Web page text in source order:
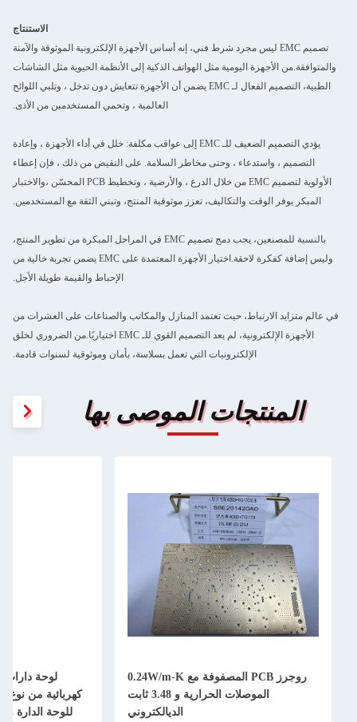
الاستنتاج
تصميم EMC ليس مجرد شرط فني، إنه أساس الأجهزة الإلكترونية الموثوقة والآمنة
والمتوافقة.من الأجهزة اليومية مثل الهواتف الذكية إلى الأنظمة الحيوية مثل الشاشات
الطبية، التصميم الفعال لـ EMC يضمن أن الأجهزة تتعايش دون تدخل ، وتلبي اللوائح
العالمية ، وتحمي المستخدمين من الأذى.
يؤدي التصميم الضعيف للـ EMC إلى عواقب مكلفة: خلل في أداء الأجهزة ، وإعادة
التصميم ، واستدعاء ، وحتى مخاطر السلامة. على النقيض من ذلك ، فإن إعطاء
الأولوية لتصميم EMC من خلال الدرع ، والأرضية ، وتخطيط PCB المحسّن ،والاختبار
المبكر يوفر الوقت والتكاليف، تعزز موثوقية المنتج، وتبني الثقة مع المستخدمين.
بالنسبة للمصنعين، يجب دمج تصميم EMC في المراحل المبكرة من تطوير المنتج،
وليس إضافة كفكرة لاحقة.اختيار الأجهزة المعتمدة على EMC يضمن تجربة خالية من
الإحباط والقيمة طويلة الأجل.
في عالم متزايد الارتباط، حيث تعتمد المنازل والمكاتب والصناعات على العشرات من
الأجهزة الإلكترونية، لم يعد التصميم القوي للـ EMC اختياريًا.من الضروري لخلق
الإلكترونيات التي تعمل بسلاسة، بأمان وموثوقية لسنوات قادمة.
المنتجات الموصى بها
روجرز PCB المصفوفة مع 0.24W/m-K
الموصلات الحرارية و 3.48 ثابت
الديالكتروني
للوحة الدارة و 0.78 مم لسماكة اللوحة